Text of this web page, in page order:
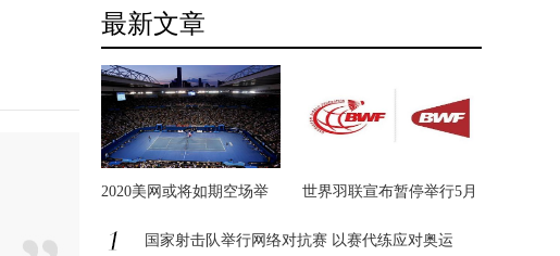
最新文章
2020美网或将如期空场举
办
世界羽联宣布暂停举行5月
国家射击队举行网络对抗赛 以赛代练应对奥运